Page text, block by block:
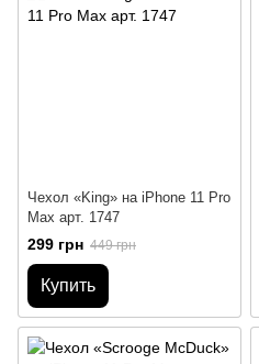
Чехол «King» на iPhone 11 Pro
Max арт. 1747
299 грн 449 грн
Купить